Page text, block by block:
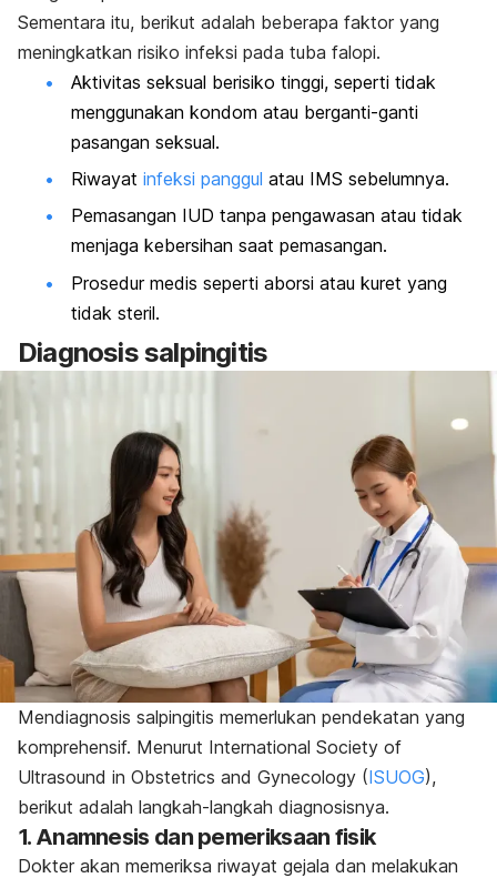
Sementara itu, berikut adalah beberapa faktor yang
meningkatkan risiko infeksi pada tuba falopi.
Aktivitas seksual berisiko tinggi, seperti tidak
menggunakan kondom atau berganti-ganti
pasangan seksual.
Riwayat infeksi panggul atau IMS sebelumnya.
Pemasangan IUD tanpa pengawasan atau tidak
menjaga kebersihan saat pemasangan.
Prosedur medis seperti aborsi atau kuret yang
tidak steril.
Diagnosis salpingitis
Mendiagnosis salpingitis memerlukan pendekatan yang
komprehensif. Menurut International Society of
Ultrasound in Obstetrics and Gynecology (ISUOG),
berikut adalah langkah-langkah diagnosisnya.
1. Anamnesis dan pemeriksaan fisik
Dokter akan memeriksa riwayat gejala dan melakukan